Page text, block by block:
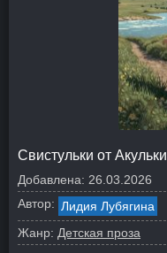
Свистульки от Акульки
Добавлена: 26.03.2026
Автор: Лидия Лубягина
Жанр: Детская проза